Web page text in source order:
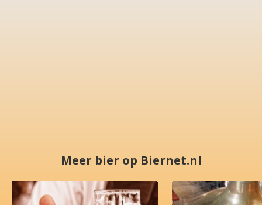
Meer bier op Biernet.nl